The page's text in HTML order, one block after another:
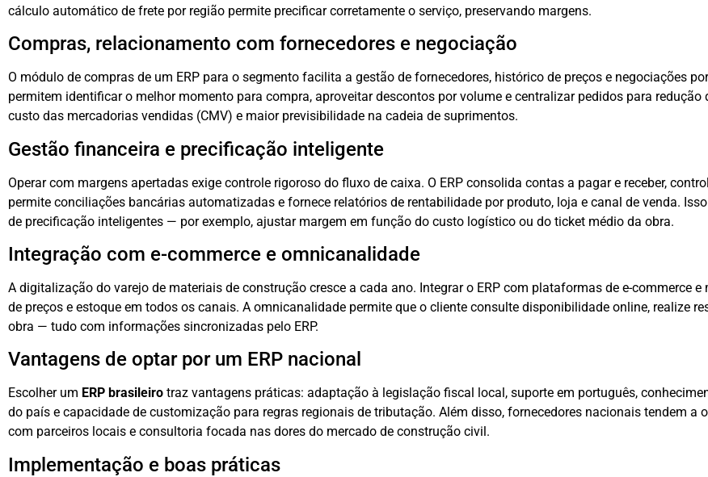
cálculo automático de frete por região permite precificar corretamente o serviço, preservando margens.
Compras, relacionamento com fornecedores e negociação
O módulo de compras de um ERP para o segmento facilita a gestão de fornecedores, histórico de preços e negociações
permitem identificar o melhor momento para compra, aproveitar descontos por volume e centralizar pedidos para redução
custo das mercadorias vendidas (CMV) e maior previsibilidade na cadeia de suprimentos.
Gestão financeira e precificação inteligente
Operar com margens apertadas exige controle rigoroso do fluxo de caixa. O ERP consolida contas a pagar e receber,
permite conciliações bancárias automatizadas e fornece relatórios de rentabilidade por produto, loja e canal de venda.
de precificação inteligentes — por exemplo, ajustar margem em função do custo logístico ou do ticket médio da obra.
Integração com e-commerce e omnicanalidade
A digitalização do varejo de materiais de construção cresce a cada ano. Integrar o ERP com plataformas de e-commerce
de preços e estoque em todos os canais. A omnicanalidade permite que o cliente consulte disponibilidade online, realize
obra — tudo com informações sincronizadas pelo ERP.
Vantagens de optar por um ERP nacional
Escolher um ERP brasileiro traz vantagens práticas: adaptação à legislação fiscal local, suporte em português,
do país e capacidade de customização para regras regionais de tributação. Além disso, fornecedores nacionais tendem a
com parceiros locais e consultoria focada nas dores do mercado de construção civil.
Implementação e boas práticas